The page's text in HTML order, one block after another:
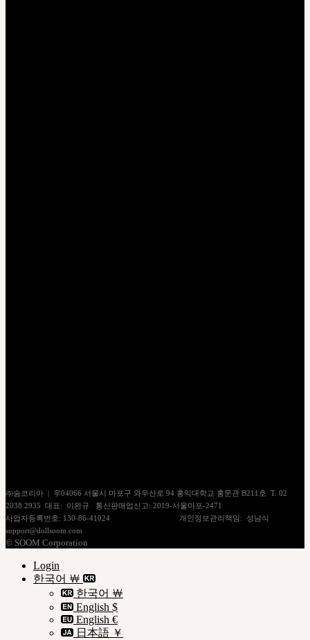
㈜숨코리아 | 우04066 서울시 마포구 와우산로 94 홍익대학교 홍문관 B211호 T. 02
2038 2935 대표: 이완규 통신판매업신고: 2019-서울마포-2471
사업자등록번호: 130-86-41024
개인정보관리책임: 성남식
support@dollsoom.com
© SOOM Corporation
Login
한국어 ￦
한국어 ￦
English $
English €
日本語 ￥